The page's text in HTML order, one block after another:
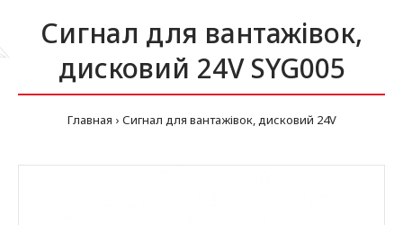
Сигнал для вантажівок,
дисковий 24V SYG005
Главная Сигнал для вантажівок, дисковий 24V